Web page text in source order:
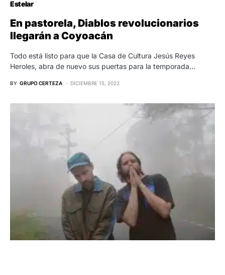
Estelar
En pastorela, Diablos revolucionarios
llegarán a Coyoacán
Todo está listo para que la Casa de Cultura Jesús Reyes
Heroles, abra de nuevo sus puertas para la temporada…
BY GRUPO CERTEZA DICIEMBRE 15, 2022